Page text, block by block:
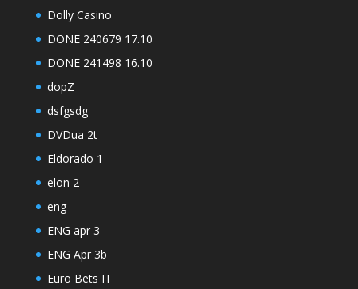
Dolly Casino
DONE 240679 17.10
DONE 241498 16.10
dopZ
dsfgsdg
DVDua 2t
Eldorado 1
elon 2
eng
ENG apr 3
ENG Apr 3b
Euro Bets IT